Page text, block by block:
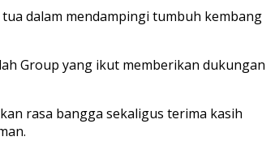
dalam mendampingi tumbuh kembang
Group yang ikut memberikan dukungan
rasa bangga sekaligus terima kasih